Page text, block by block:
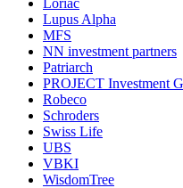
Loriac
Lupus Alpha
MFS
NN investment partners
Patriarch
PROJECT Investment
Robeco
Schroders
Swiss Life
UBS
VBKI
WisdomTree